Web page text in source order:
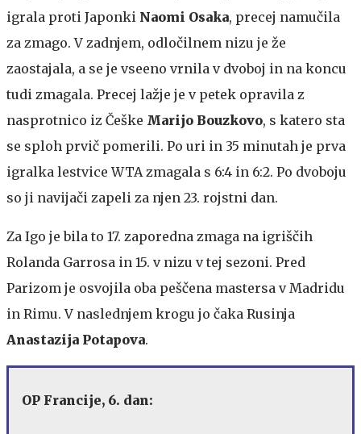
igrala proti Japonki Naomi Osaka, precej namučila
za zmago. V zadnjem, odločilnem nizu je že
zaostajala, a se je vseeno vrnila v dvoboj in na koncu
tudi zmagala. Precej lažje je v petek opravila z
nasprotnico iz Češke Marijo Bouzkovo, s katero sta
se sploh prvič pomerili. Po uri in 35 minutah je prva
igralka lestvice WTA zmagala s 6:4 in 6:2. Po dvoboju
so ji navijači zapeli za njen 23. rojstni dan.
Za Igo je bila to 17. zaporedna zmaga na igriščih
Rolanda Garrosa in 15. v nizu v tej sezoni. Pred
Parizom je osvojila oba peščena mastersa v Madridu
in Rimu. V naslednjem krogu jo čaka Rusinja
Anastazija Potapova.
OP Francije, 6. dan: